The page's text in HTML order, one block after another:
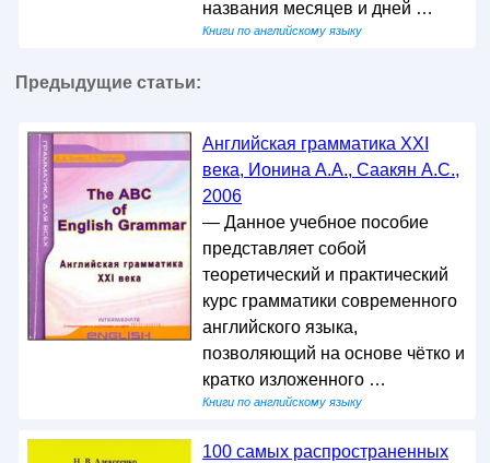
названия месяцев и дней …
Книги по английскому языку
Предыдущие статьи:
Английская грамматика XXI
века, Ионина А.А., Саакян А.С.,
2006
— Данное учебное пособие
представляет собой
теоретический и практический
курс грамматики современного
английского языка,
позволяющий на основе чётко и
кратко изложенного …
Книги по английскому языку
100 самых распространенных